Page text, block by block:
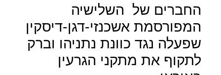
החברים של השלישיה
המפורסמת אשכנזי-דגן-דיסקין
שפעלה נגד כוונת נתניהו וברק
לתקוף את מתקני הגרעין